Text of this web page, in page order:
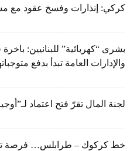
كركي: إنذارات وفسخ عقود مع
بشرى “كهربائية” للبنانيين:
والإدارات العامة تبدأ بدفع
لجنة المال تقرّ فتح اعتماد
خط كركوك – طرابلس… فرصة